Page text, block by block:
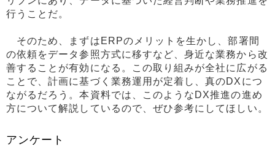
行うことだ。
そのため、まずはERPのメリットを生かし、部署間
の依頼をデータ参照方式に移すなど、身近な業務から改
善することが有効になる。この取り組みが全社に広がる
ことで、計画に基づく業務運用が定着し、真のDXにつ
ながるだろう。本資料では、このようなDX推進の進め
方について解説しているので、ぜひ参考にしてほしい。
アンケート